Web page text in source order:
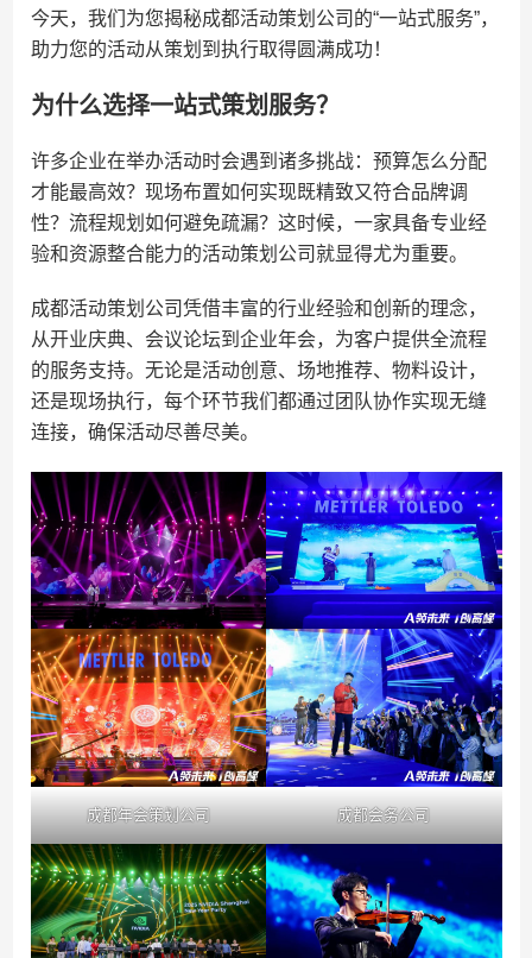
今天，我们为您揭秘成都活动策划公司的“一站式服务”，
助力您的活动从策划到执行取得圆满成功！
为什么选择一站式策划服务？
许多企业在举办活动时会遇到诸多挑战：预算怎么分配
才能最高效？现场布置如何实现既精致又符合品牌调
性？流程规划如何避免疏漏？这时候，一家具备专业经
验和资源整合能力的活动策划公司就显得尤为重要。
成都活动策划公司凭借丰富的行业经验和创新的理念，
从开业庆典、会议论坛到企业年会，为客户提供全流程
的服务支持。无论是活动创意、场地推荐、物料设计，
还是现场执行，每个环节我们都通过团队协作实现无缝
连接，确保活动尽善尽美。
成都年会策划公司 成都会务公司